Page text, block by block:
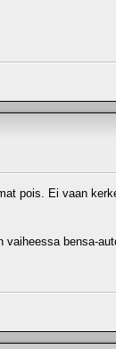
pois. Ei vaan
vaiheessa bensa-